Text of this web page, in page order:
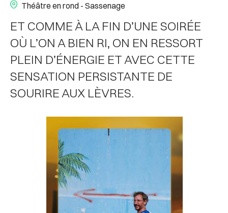
Théâtre en rond - Sassenage
ET COMME À LA FIN D’UNE SOIRÉE
OÙ L’ON A BIEN RI, ON EN RESSORT
PLEIN D’ÉNERGIE ET AVEC CETTE
SENSATION PERSISTANTE DE
SOURIRE AUX LÈVRES.